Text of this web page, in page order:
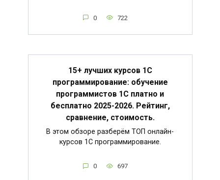
0 722
15+ лучших курсов 1С
программирование: обучение
программистов 1С платно и
бесплатно 2025-2026. Рейтинг,
сравнение, стоимость.
В этом обзоре разберём ТОП онлайн-
курсов 1С программирование.
0 697